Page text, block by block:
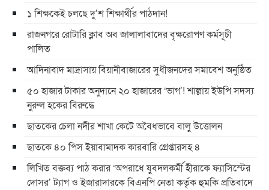
১ শিক্ষকেই চলছে দু’শ শিক্ষার্থীর পাঠদান!
রাজনগরে রোটারি ক্লাব অব জালালাবাদের বৃক্ষরোপণ কর্মসূচী
পালিত
আদিনাবাদ মাদ্রাসায় বিয়ানীবাজারের সুধীজনদের সমাবেশ অনুষ্ঠিত
৫০ হাজার টাকার অনুদানে ২০ হাজারের ‘ভাগ’! শাল্লায় ইউপি সদস্য
নুরুল হকের বিরুদ্ধে
ছাতকের চেলা নদীর শাখা কেটে অবৈধভাবে বালু উত্তোলন
ছাতকে ৪০ পিস ইয়াবামাদক কারবারি গ্রেপ্তারসহ ৪
লিখিত বক্তব্য পাঠ করার ‘অপরাধে যুবদলকর্মী হীরাকে ফ্যাসিস্টের
দোসর’ ট্যাগ ও ইজারাদারকে বিএনপি নেতা কর্তৃক হুমকি প্রতিবাদে